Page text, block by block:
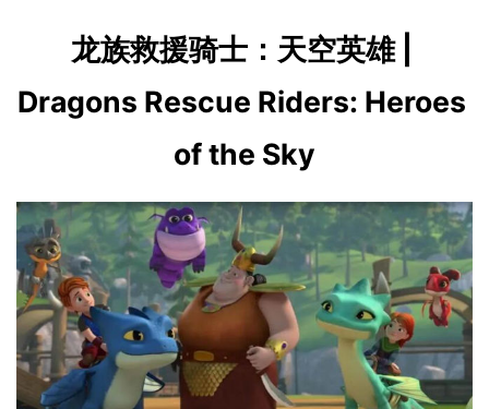
龙族救援骑士：天空英雄 |
Dragons Rescue Riders: Heroes
of the Sky